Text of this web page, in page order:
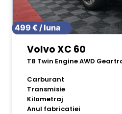
499 € / luna
Volvo XC 60
T8 Twin Engine AWD
Carburant
Transmisie
Kilometraj
Anul fabricatiei